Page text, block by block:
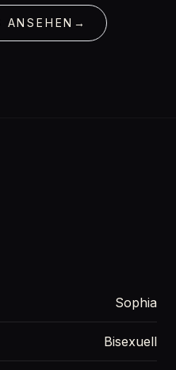
ANSEHEN →
Sophia
Bisexuell